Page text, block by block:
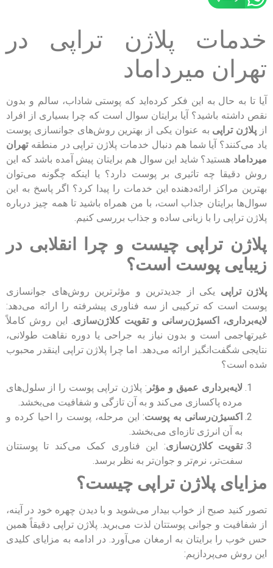
خدمات پلاژن تراپی در
تهران میرداماد
آیا تا به حال به این فکر کرده‌اید که پوستی شاداب، سالم و بدون
نقص داشته باشید؟ آیا برایتان سوال است که چرا بسیاری از افراد
از پلاژن تراپی به عنوان یکی از بهترین روش‌های جوانسازی پوست
یاد می‌کنند؟ آیا شما هم دنبال خدمات پلاژن تراپی در منطقهتهران
میرداماد هستید؟ شاید این سوال هم برایتان پیش آمده باشد که این
روش دقیقا چه تاثیری بر پوست دارد؟ یا اینکه چگونه می‌توان
بهترین مراکز ارائه‌دهنده این خدمات را پیدا کرد؟ اگر پاسخ به این
سوال‌ها برایتان جذاب است، با من همراه باشید تا همه چیز درباره
پلاژن تراپی را با زبانی ساده و جذاب بررسی کنیم.
پلاژن تراپی چیست و چرا انقلابی در
زیبایی پوست است؟
پلاژن تراپی یکی از جدیدترین و مؤثرترین روش‌های جوانسازی
پوست است که ترکیبی از سه فناوری پیشرفته را ارائه می‌دهد:
لایه‌برداری، اکسیژن‌رسانی و تقویت کلاژن‌سازی . این روش کاملاً
غیرتهاجمی است و بدون نیاز به جراحی یا دوره نقاهت طولانی،
نتایجی شگفت‌انگیز ارائه می‌دهد. اما چرا پلاژن تراپی اینقدر محبوب
شده است؟
لایه‌برداری عمیق و مؤثر : پلاژن تراپی پوست را از سلول‌های
مرده پاکسازی می‌کند و به آن تازگی و شفافیت می‌بخشد.
اکسیژن‌رسانی به پوست: این مرحله، پوست را احیا کرده و
به آن انرژی تازه‌ای می‌بخشد.
تقویت کلاژن‌سازی: این فناوری کمک می‌کند تا پوستتان
سفت‌تر، نرم‌تر و جوان‌تر به نظر برسد.
مزایای پلاژن تراپی چیست؟
تصور کنید صبح از خواب بیدار می‌شوید و با دیدن چهره خود در آینه،
از شفافیت و جوانی پوستتان لذت می‌برید. پلاژن تراپی دقیقاً همین
حس خوب را برایتان به ارمغان می‌آورد. در ادامه به مزایای کلیدی
این روش می‌پردازیم: